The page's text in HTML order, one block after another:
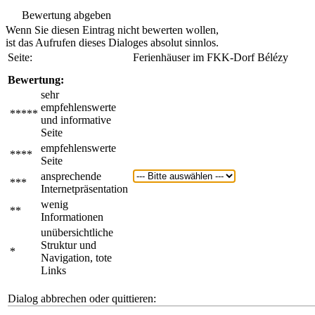
Bewertung abgeben
Wenn Sie diesen Eintrag nicht bewerten wollen,
ist das Aufrufen dieses Dialoges absolut sinnlos.
Seite:
Ferienhäuser im FKK-Dorf Bélézy
Bewertung:
*****
sehr
empfehlenswerte
und informative
Seite
****
empfehlenswerte
Seite
***
ansprechende
Internetpräsentation
**
wenig
Informationen
*
unübersichtliche
Struktur und
Navigation, tote
Links
Dialog abbrechen oder quittieren: